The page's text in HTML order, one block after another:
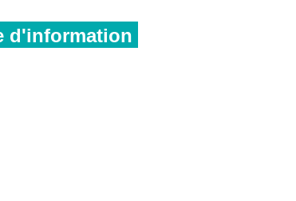
d'information